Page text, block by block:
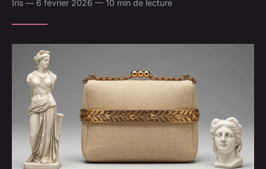
Iris — 6 février 2026 — 10 min de lecture